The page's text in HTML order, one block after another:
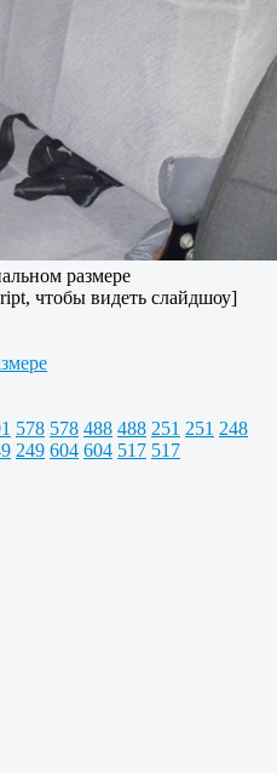
чтобы видеть слайдшоу]
578 578 488 488 251 251 248
249 604 604 517 517